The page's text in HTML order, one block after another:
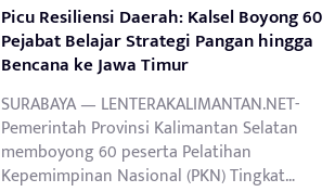
Picu Resiliensi Daerah: Kalsel Boyong 60
Pejabat Belajar Strategi Pangan hingga
Bencana ke Jawa Timur
SURABAYA — LENTERAKALIMANTAN.NET-
Pemerintah Provinsi Kalimantan Selatan
memboyong 60 peserta Pelatihan
Kepemimpinan Nasional (PKN) Tingkat…